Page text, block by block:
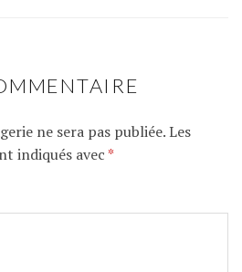
ne sera pas publiée.Les
indiqués avec*